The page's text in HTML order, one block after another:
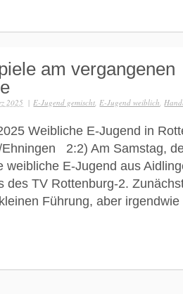
am vergangenen
| E-Jugend gemischt E-Jugend weiblich
2025
Weibliche E-Jugend in
Ehningen 2:2) Am Samstag,
weibliche E-Jugend aus
des TV Rottenburg-2.
Führung, aber